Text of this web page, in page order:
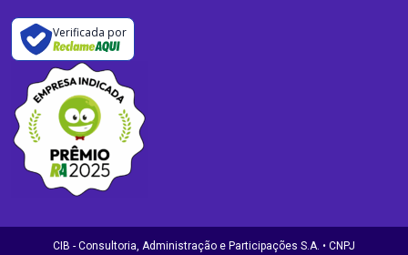
Verificada por
CIB - Consultoria, Administração e Participações S.A. • CNPJ